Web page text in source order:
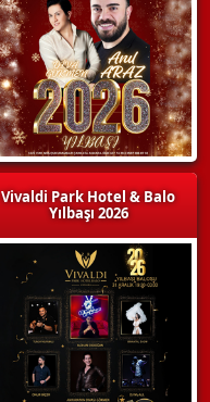
Vivaldi Park Hotel & Balo
Yılbaşı 2026